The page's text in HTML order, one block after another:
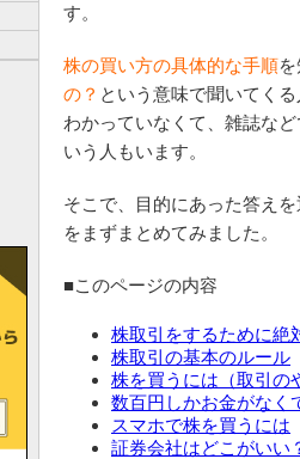
す。
株の買い方の具体的な手順
の？ という意味で聞いてく
わかっていなくて、雑誌など
いう人もいます。
そこで、目的にあった答え
をまずまとめてみました。
■このページの内容
株取引をするために絶
株取引の基本のルール
株を買うには（取引の
数百円しかお金がなく
スマホで株を買うには
証券会社はどこがいい